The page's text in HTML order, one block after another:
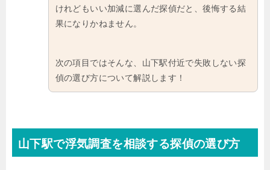
けれどもいい加減に選んだ探偵だと、後悔する結
果になりかねません。
次の項目ではそんな、山下駅付近で失敗しない探
偵の選び方について解説します！
山下駅で浮気調査を相談する探偵の選び方